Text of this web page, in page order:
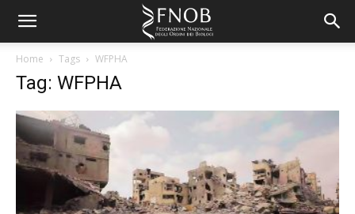
Home Tags WFPHA
Tag: WFPHA